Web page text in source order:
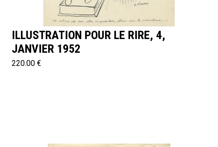
ILLUSTRATION POUR LE RIRE, 4,
JANVIER 1952
220.00 €